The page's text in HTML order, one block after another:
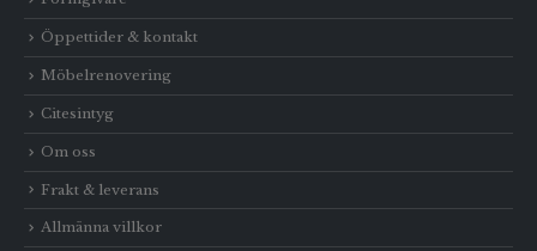
Öppettider & kontakt
Möbelrenovering
Citesintyg
Om oss
Frakt & leverans
Allmänna villkor